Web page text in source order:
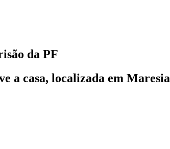
da PF
a casa, localizada em